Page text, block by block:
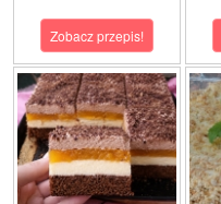
Zobacz przepis!